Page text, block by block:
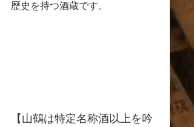
歴史を持つ酒蔵です。
【山鶴は特定名称酒以上を吟